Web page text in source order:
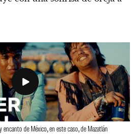
encanto de México, en este caso, de Mazatlán